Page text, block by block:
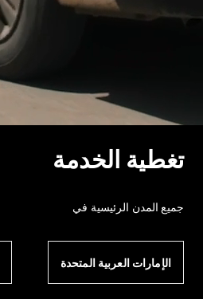
تغطية الخدمة
جميع المدن الرئيسية في
الإمارات العربية المتحدة